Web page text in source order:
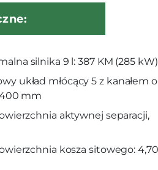
silnika 9 l: 387 KM (285 kW)
układ młócący 5 z kanałem o
mm
aktywnej separacji,
kosza sitowego: 4,70